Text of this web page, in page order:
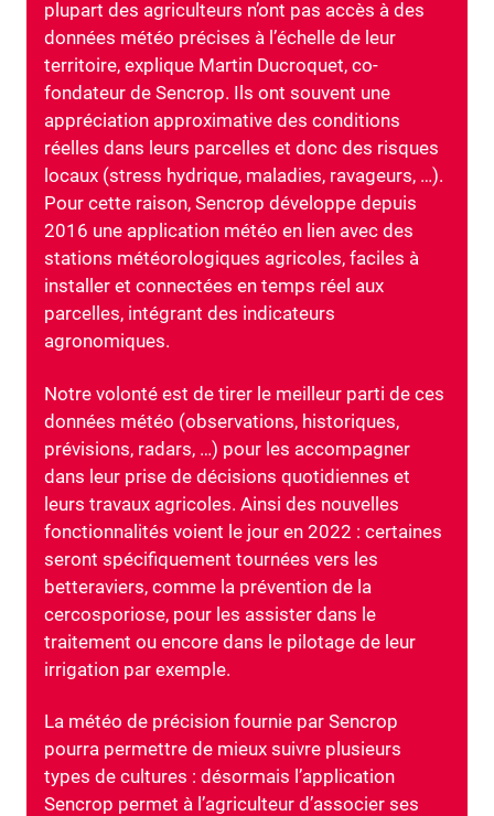
plupart des agriculteurs n’ont pas accès à des
données météo précises à l’échelle de leur
territoire, explique Martin Ducroquet, co-
fondateur de Sencrop. Ils ont souvent une
appréciation approximative des conditions
réelles dans leurs parcelles et donc des risques
locaux (stress hydrique, maladies, ravageurs, …).
Pour cette raison, Sencrop développe depuis
2016 une application météo en lien avec des
stations météorologiques agricoles, faciles à
installer et connectées en temps réel aux
parcelles, intégrant des indicateurs
agronomiques.
Notre volonté est de tirer le meilleur parti de ces
données météo (observations, historiques,
prévisions, radars, …) pour les accompagner
dans leur prise de décisions quotidiennes et
leurs travaux agricoles. Ainsi des nouvelles
fonctionnalités voient le jour en 2022 : certaines
seront spécifiquement tournées vers les
betteraviers, comme la prévention de la
cercosporiose, pour les assister dans le
traitement ou encore dans le pilotage de leur
irrigation par exemple.
La météo de précision fournie par Sencrop
pourra permettre de mieux suivre plusieurs
types de cultures : désormais l’application
Sencrop permet à l’agriculteur d’associer ses